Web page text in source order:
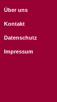
Über uns
Kontakt
Datenschutz
Impressum